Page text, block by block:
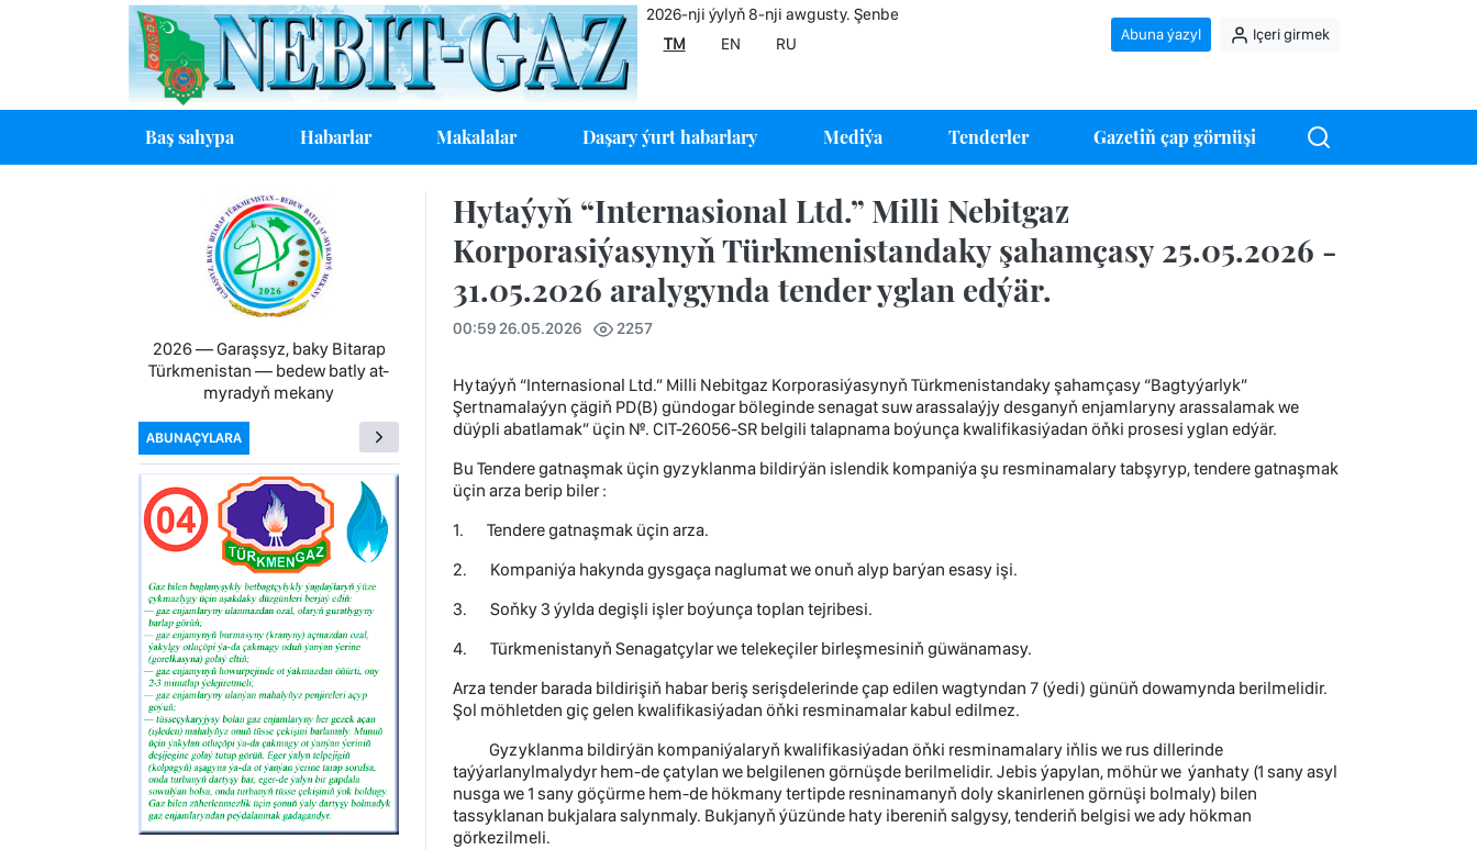
2026-nji ýylyň 8-nji awgusty. Şenbe
TM
EN RU
Abuna ýazyl Içeri girmek
Baş sahypa Habarlar Makalalar Daşary ýurt habarlary Mediýa Tenderler Gazetiň çap görnüşi
Hytaýyň “Internasional Ltd.” Milli Nebitgaz
Korporasiýasynyň Türkmenistandaky şahamçasy 25.05.2026 -
31.05.2026 aralygynda tender yglan edýär.
00:59 26.05.2026 2257
Hytaýyň “Internasional Ltd.” Milli Nebitgaz Korporasiýasynyň Türkmenistandaky şahamçasy “Bagtyýarlyk”
Şertnamalaýyn çägiň PD(B) gündogar böleginde senagat suw arassalaýjy desganyň enjamlaryny arassalamak we
düýpli abatlamak” üçin №. CIT-26056-SR belgili talapnama boýunça kwalifikasiýadan öňki prosesi yglan edýär.
Bu Tendere gatnaşmak üçin gyzyklanma bildirýän islendik kompaniýa şu resminamalary tabşyryp, tendere gatnaşmak
üçin arza berip biler :
1. Tendere gatnaşmak üçin arza.
2. Kompaniýa hakynda gysgaça naglumat we onuň alyp barýan esasy işi.
3. Soňky 3 ýylda degişli işler boýunça toplan tejribesi.
4. Türkmenistanyň Senagatçylar we telekeçiler birleşmesiniň güwänamasy.
Arza tender barada bildirişiň habar beriş serişdelerinde çap edilen wagtyndan 7 (ýedi) günüň dowamynda berilmelidir.
Şol möhletden giç gelen kwalifikasiýadan öňki resminamalar kabul edilmez.
Gyzyklanma bildirýän kompaniýalaryň kwalifikasiýadan öňki resminamalary iňlis we rus dillerinde
taýýarlanylmalydyr hem-de çatylan we belgilenen görnüşde berilmelidir. Jebis ýapylan, möhür we ýanhaty (1 sany asyl
nusga we 1 sany göçürme hem-de hökmany tertipde resninamanyň doly skanirlenen görnüşi bolmaly) bilen
tassyklanan bukjalara salynmaly. Bukjanyň ýüzünde haty ibereniň salgysy, tenderiň belgisi we ady hökman
görkezilmeli.
2026 — Garaşsyz, baky Bitarap
Türkmenistan — bedew batly at-
myradyň mekany
ABUNAÇYLARA